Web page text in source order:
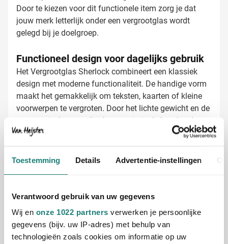
Toestemming Details Advertentie-instellingen
Verantwoord gebruik van uw gegevens
Wij en onze 1022 partners verwerken je persoonlijke
gegevens (bijv. uw IP-adres) met behulp van
technologieën zoals cookies om informatie op uw
Door te kiezen voor dit functionele item zorg je dat
jouw merk letterlijk onder een vergrootglas wordt
gelegd bij je doelgroep.
Functioneel design voor dagelijks gebruik
Het Vergrootglas Sherlock combineert een klassiek
design met moderne functionaliteit. De handige vorm
maakt het gemakkelijk om teksten, kaarten of kleine
voorwerpen te vergroten. Door het lichte gewicht en de
ergonomische vorm ligt het prettig in de hand en kan
het langdurig gebruikt worden zonder vermoeidheid.
dat jarenlang meegaat.
Bij Van Heijster Relatiegeschenken maken we van
Met je bedrijfslogo in één of meerdere kleuren
Met een pakkende tekst of slogan
Combinatie van logo en tekst voor maximale
zichtbaarheid